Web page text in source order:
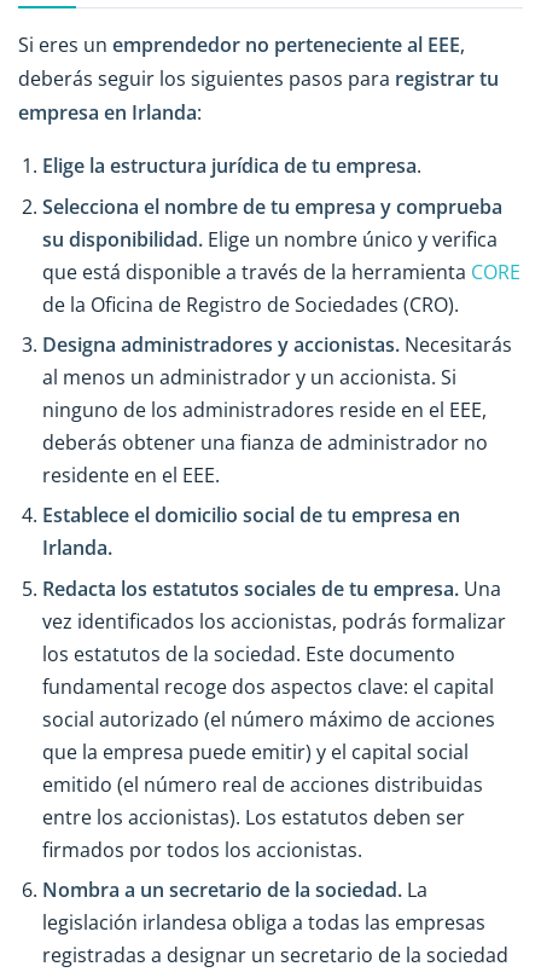
Si eres un emprendedor no perteneciente al EEE,
deberás seguir los siguientes pasos para registrar tu
empresa en Irlanda:
Elige la estructura jurídica de tu empresa.
Selecciona el nombre de tu empresa y comprueba
su disponibilidad. Elige un nombre único y verifica
que está disponible a través de la herramienta CORE
de la Oficina de Registro de Sociedades (CRO).
Designa administradores y accionistas. Necesitarás
al menos un administrador y un accionista. Si
ninguno de los administradores reside en el EEE,
deberás obtener una fianza de administrador no
residente en el EEE.
Establece el domicilio social de tu empresa en
Irlanda.
Redacta los estatutos sociales de tu empresa. Una
vez identificados los accionistas, podrás formalizar
los estatutos de la sociedad. Este documento
fundamental recoge dos aspectos clave: el capital
social autorizado (el número máximo de acciones
que la empresa puede emitir) y el capital social
emitido (el número real de acciones distribuidas
entre los accionistas). Los estatutos deben ser
firmados por todos los accionistas.
Nombra a un secretario de la sociedad. La
legislación irlandesa obliga a todas las empresas
registradas a designar un secretario de la sociedad